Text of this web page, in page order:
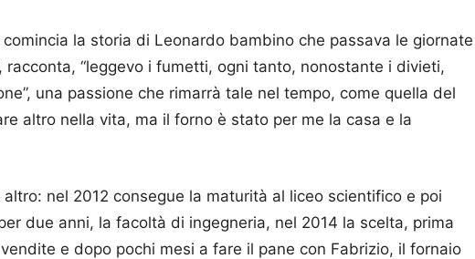
la storia di Leonardo bambino che passava le giornate
racconta, “leggevo i fumetti, ogni tanto, nonostante i divieti,
una passione che rimarrà tale nel tempo, come quella del
altro nella vita, ma il forno è stato per me la casa e la
altro: nel 2012 consegue la maturità al liceo scientifico e poi
due anni, la facoltà di ingegneria, nel 2014 la scelta, prima
e dopo pochi mesi a fare il pane con Fabrizio, il fornaio